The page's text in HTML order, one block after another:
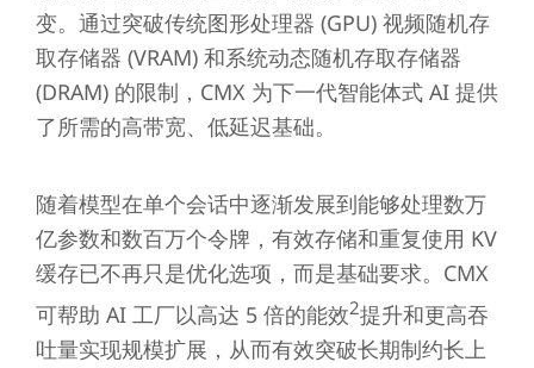
变。通过突破传统图形处理器 (GPU) 视频随机存
取存储器 (VRAM) 和系统动态随机存取存储器
(DRAM) 的限制，CMX 为下一代智能体式 AI 提供
了所需的高带宽、低延迟基础。
随着模型在单个会话中逐渐发展到能够处理数万
亿参数和数百万个令牌，有效存储和重复使用 KV
缓存已不再只是优化选项，而是基础要求。CMX
可帮助 AI 工厂以高达 5 倍的能效2提升和更高吞
吐量实现规模扩展，从而有效突破长期制约长上